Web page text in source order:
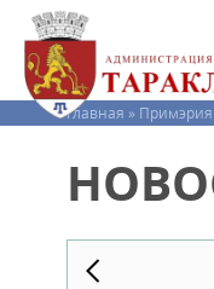
Главная » Примэрия